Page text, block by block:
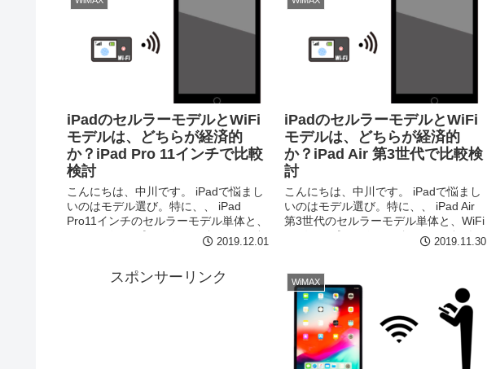
iPadのセルラーモデルとWiFi
モデルは、どちらが経済的
か？iPad Pro 11インチで比較
検討
こんにちは、中川です。 iPadで悩まし
いのはモデル選び。特に、、 iPad
Pro11インチのセルラーモデル単体と、
WiFiモデルにポケットルーターではど
ちらが経済的なの？ っと、WiFiモデル
2019.12.01
iPadのセルラーモデルとWiFi
モデルは、どちらが経済的
か？iPad Air 第3世代で比較検
討
こんにちは、中川です。 iPadで悩まし
いのはモデル選び。特に、、 iPad Air
第3世代のセルラーモデル単体と、WiFi
モデルにポケットルーターではどちら
が経済的なの？ っと、WiFiモデルとセ
2019.11.30
スポンサーリンク WiMAX